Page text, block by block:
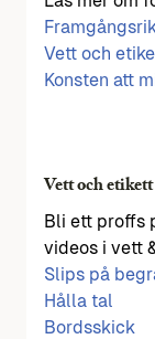
Vett och
Konsten att
Vett och
Bli ett proffs
videos i vett
Slips på
Hålla tal
Bordsskick